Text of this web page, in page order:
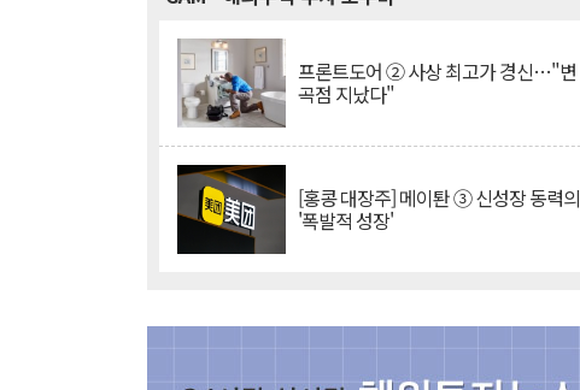
프론트도어 ② 사상 최고가 경신…"변
곡점 지났다"
[홍콩 대장주] 메이퇀 ③ 신성장 동력의
'폭발적 성장'